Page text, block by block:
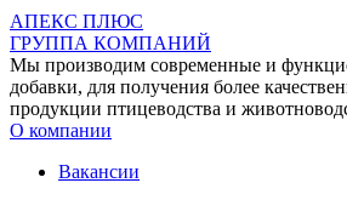
АПЕКС ПЛЮС
ГРУППА КОМПАНИЙ
Мы производим современные и
добавки, для получения более
продукции птицеводства и
О компании
Вакансии